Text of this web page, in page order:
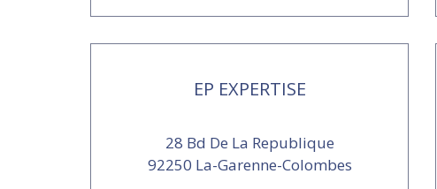
EP EXPERTISE
28 Bd De La Republique
92250 La-Garenne-Colombes